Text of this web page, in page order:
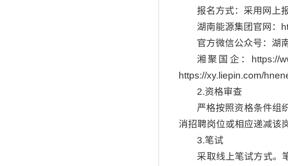
报名方式：采用网上
湖南能源集团官网：
官方微信公众号：湖
湘聚国企：https://
https://xy.liepin.com/
2.资格审查
严格按照资格条件组
消招聘岗位或相应递减该
3.笔试
采取线上笔试方式。